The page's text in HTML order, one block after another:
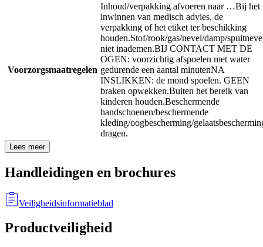
Voorzorgsmaatregelen
Inhoud/verpakking afvoeren naar …Bij het
inwinnen van medisch advies, de
verpakking of het etiket ter beschikking
houden.Stof/rook/gas/nevel/damp/
niet inademen.BIJ CONTACT MET DE
OGEN: voorzichtig afspoelen met water
gedurende een aantal minutenNA
INSLIKKEN: de mond spoelen. GEEN
braken opwekken.Buiten het bereik van
kinderen houden.Beschermende
handschoenen/beschermende
kleding/oogbescherming/
dragen.
Lees meer
Handleidingen en brochures
Veiligheidsinformatieblad
Productveiligheid